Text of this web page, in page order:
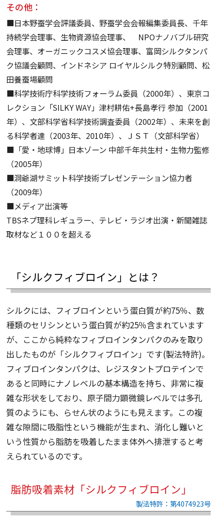
その他：
■日本野蚕学会評議委員、野蚕学会会報編集委員長、千年
持続学会理事、生物資源協会理事、 NPOナノバブル研究
会理事、オーガニックコスメ協会理事、富岡シルクタンパ
ク協議会顧問、インドネシア ロイヤルシルク特別顧問、松
田養蚕場顧問
■科学技術庁科学技術フォーラム委員（2000年）、東京コ
レクション「SILKY WAY」津村耕佑+長島孝行 参加（2001
年）、文部科学省科学技術調査委員（2002年）、未来を創
る科学者達（2003年、2010年）、ＪＳＴ（文部科学省）
■「愛・地球博」日本ゾーン 中部千年共生村・生物力監修
（2005年）
■洞爺湖サミット科学技術プレゼンテーション協力者
（2009年）
■メディア出演等
TBSネプ理科レギュラー、テレビ・ラジオ出演・新聞雑誌
取材など１００を超える
「シルクフィブロイン」とは？
シルクには、フィブロインという蛋白質が約75％、数
種類のセリシンという蛋白質が約25％含まれています
が、ここから純粋なフィブロインタンパクのみを取り
出したものが「シルクフィブロイン」です(製法特許)。
フィブロインタンパクは、レジスタントプロテインで
あると同時にナノレベルの基本構造を持ち、非常に複
雑な形状をしており、原子間力顕微鏡レベルでは多孔
質のようにも、らせん状のようにも見えます。この複
雑な隙間に吸脂性という機能が生まれ、消化し難いと
いう性質から脂肪を吸着したまま体外へ排泄すると考
えられているのです。
脂肪吸着素材「シルクフィブロイン」
製法特許：第4074923号